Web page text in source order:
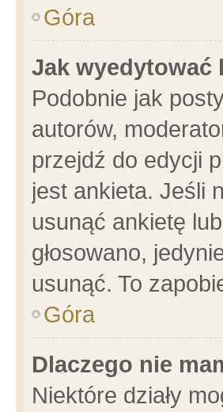
Góra
Jak wyedytować
Podobnie jak
autorów,
przejdź do edycji
jest ankieta. Jeśli
usunąć ankietę
głosowano,
usunąć. To
Góra
Dlaczego nie
Niektóre działy